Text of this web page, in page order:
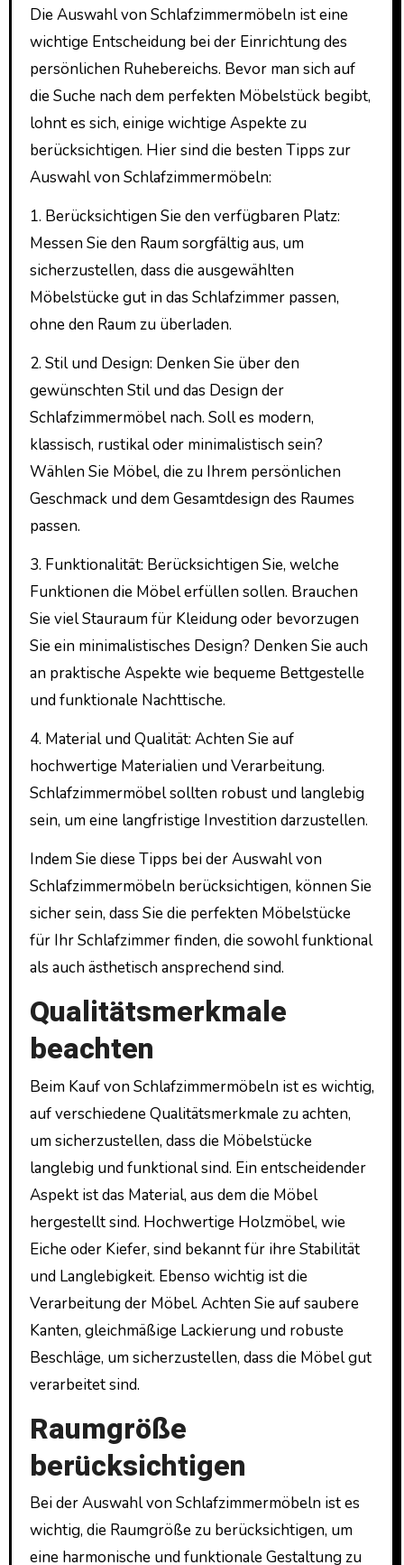
Die Auswahl von Schlafzimmermöbeln ist eine
wichtige Entscheidung bei der Einrichtung des
persönlichen Ruhebereichs. Bevor man sich auf
die Suche nach dem perfekten Möbelstück begibt,
lohnt es sich, einige wichtige Aspekte zu
berücksichtigen. Hier sind die besten Tipps zur
Auswahl von Schlafzimmermöbeln:
1. Berücksichtigen Sie den verfügbaren Platz:
Messen Sie den Raum sorgfältig aus, um
sicherzustellen, dass die ausgewählten
Möbelstücke gut in das Schlafzimmer passen,
ohne den Raum zu überladen.
2. Stil und Design: Denken Sie über den
gewünschten Stil und das Design der
Schlafzimmermöbel nach. Soll es modern,
klassisch, rustikal oder minimalistisch sein?
Wählen Sie Möbel, die zu Ihrem persönlichen
Geschmack und dem Gesamtdesign des Raumes
passen.
3. Funktionalität: Berücksichtigen Sie, welche
Funktionen die Möbel erfüllen sollen. Brauchen
Sie viel Stauraum für Kleidung oder bevorzugen
Sie ein minimalistisches Design? Denken Sie auch
an praktische Aspekte wie bequeme Bettgestelle
und funktionale Nachttische.
4. Material und Qualität: Achten Sie auf
hochwertige Materialien und Verarbeitung.
Schlafzimmermöbel sollten robust und langlebig
sein, um eine langfristige Investition darzustellen.
Indem Sie diese Tipps bei der Auswahl von
Schlafzimmermöbeln berücksichtigen, können Sie
sicher sein, dass Sie die perfekten Möbelstücke
für Ihr Schlafzimmer finden, die sowohl funktional
als auch ästhetisch ansprechend sind.
Qualitätsmerkmale
beachten
Beim Kauf von Schlafzimmermöbeln ist es wichtig,
auf verschiedene Qualitätsmerkmale zu achten,
um sicherzustellen, dass die Möbelstücke
langlebig und funktional sind. Ein entscheidender
Aspekt ist das Material, aus dem die Möbel
hergestellt sind. Hochwertige Holzmöbel, wie
Eiche oder Kiefer, sind bekannt für ihre Stabilität
und Langlebigkeit. Ebenso wichtig ist die
Verarbeitung der Möbel. Achten Sie auf saubere
Kanten, gleichmäßige Lackierung und robuste
Beschläge, um sicherzustellen, dass die Möbel gut
verarbeitet sind.
Raumgröße
berücksichtigen
Bei der Auswahl von Schlafzimmermöbeln ist es
wichtig, die Raumgröße zu berücksichtigen, um
eine harmonische und funktionale Gestaltung zu